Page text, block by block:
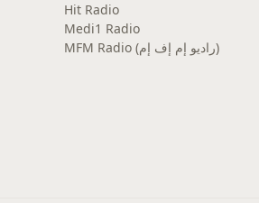
Hit Radio
Medi1 Radio
MFM Radio (راديو إم إف إم)